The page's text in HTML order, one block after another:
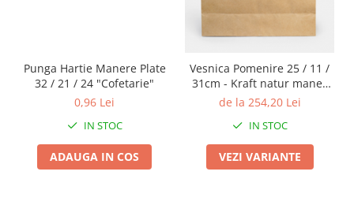
Punga Hartie Manere Plate
32 / 21 / 24 "Cofetarie"
0,96 Lei
IN STOC
ADAUGA IN COS
Vesnica Pomenire 25 / 11 /
31cm - Kraft natur maner
tip sfoara
de la 254,20 Lei
IN STOC
VEZI VARIANTE